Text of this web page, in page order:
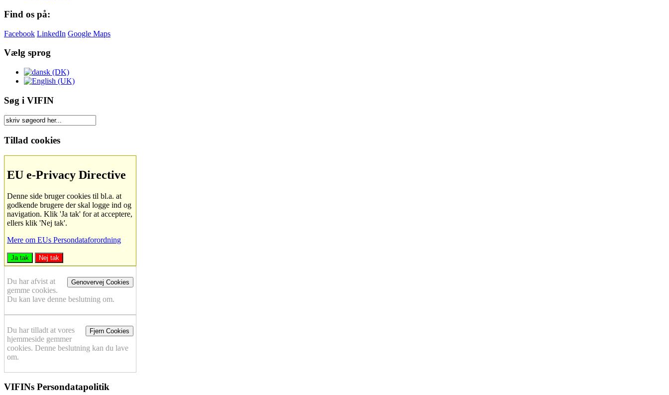
Find os på:
Facebook LinkedIn Google Maps
Vælg sprog
Søg i VIFIN
Tillad cookies
EU e-Privacy Directive
Denne side bruger cookies til bl.a. at
godkende brugere der skal logge ind og
navigation. Klik 'Ja tak' for at acceptere,
ellers klik 'Nej tak'.
Mere om EUs Persondataforordning
Ja tak Nej tak
Genovervej Cookies
Du har afvist at
gemme cookies.
Du kan lave denne beslutning om.
Fjern Cookies
Du har tilladt at vores
hjemmeside gemmer
cookies. Denne beslutning kan du lave
om.
VIFINs Persondatapolitik